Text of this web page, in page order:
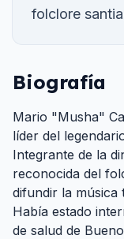
folclore
Biografía
Mario "Musha"
líder del
Integrante de la
reconocida del
difundir la música
Había estado
de salud de